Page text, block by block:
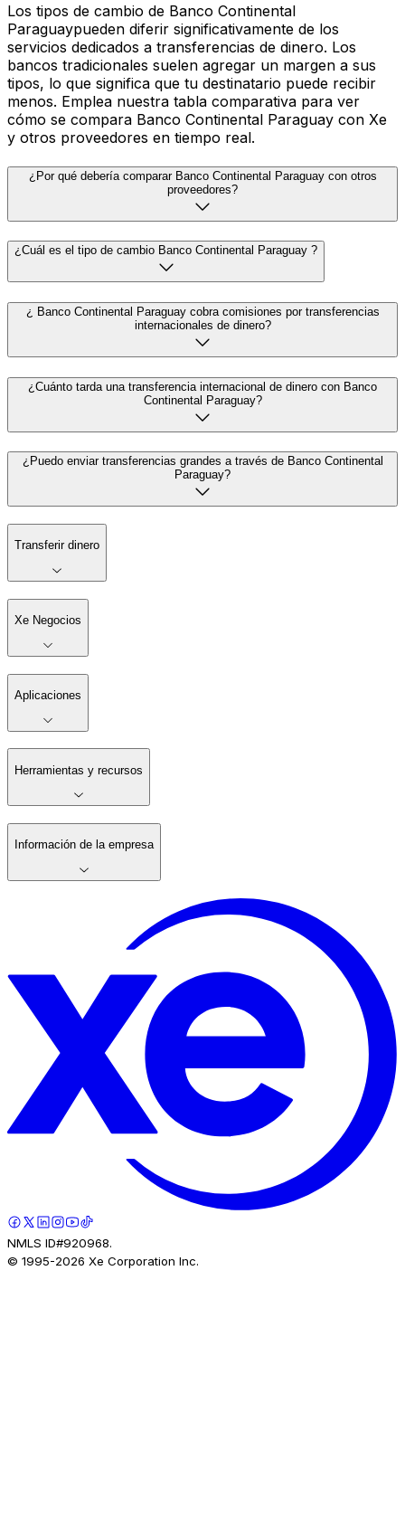
Los tipos de cambio de Banco Continental
Paraguaypueden diferir significativamente de los
servicios dedicados a transferencias de dinero. Los
bancos tradicionales suelen agregar un margen a sus
tipos, lo que significa que tu destinatario puede recibir
menos. Emplea nuestra tabla comparativa para ver
cómo se compara Banco Continental Paraguay con Xe
y otros proveedores en tiempo real.
¿Por qué debería comparar Banco Continental Paraguay con otros
proveedores?
¿Cuál es el tipo de cambio Banco Continental Paraguay ?
¿ Banco Continental Paraguay cobra comisiones por transferencias
internacionales de dinero?
¿Cuánto tarda una transferencia internacional de dinero con Banco
Continental Paraguay?
¿Puedo enviar transferencias grandes a través de Banco Continental
Paraguay?
Transferir dinero
Xe Negocios
Aplicaciones
Herramientas y recursos
Información de la empresa
NMLS ID#920968.
© 1995-2026 Xe Corporation Inc.